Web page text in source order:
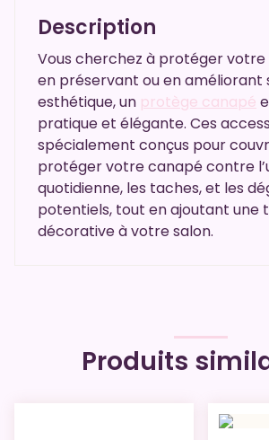
Description
Vous cherchez à protéger
en préservant ou en améliorant
esthétique, un protège canapé
pratique et élégante. Ces
spécialement conçus pour
protéger votre canapé contre
quotidienne, les taches, et les
potentiels, tout en ajoutant une
décorative à votre salon.
Produits